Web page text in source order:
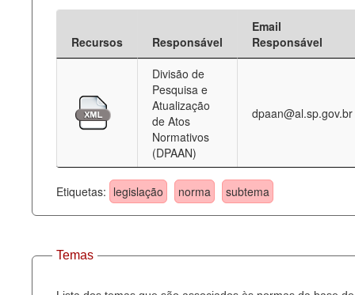
Recursos Responsável
Email
Responsável
Divisão de
Pesquisa e
Atualização
de Atos
Normativos
(DPAAN)
dpaan@al.sp.gov.br
Etiquetas: legislação norma subtema
Temas